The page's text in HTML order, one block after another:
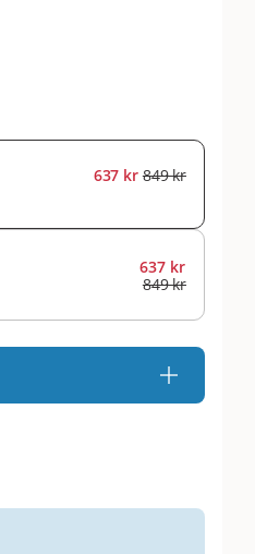
637 kr 849 kr
637 kr
849 kr